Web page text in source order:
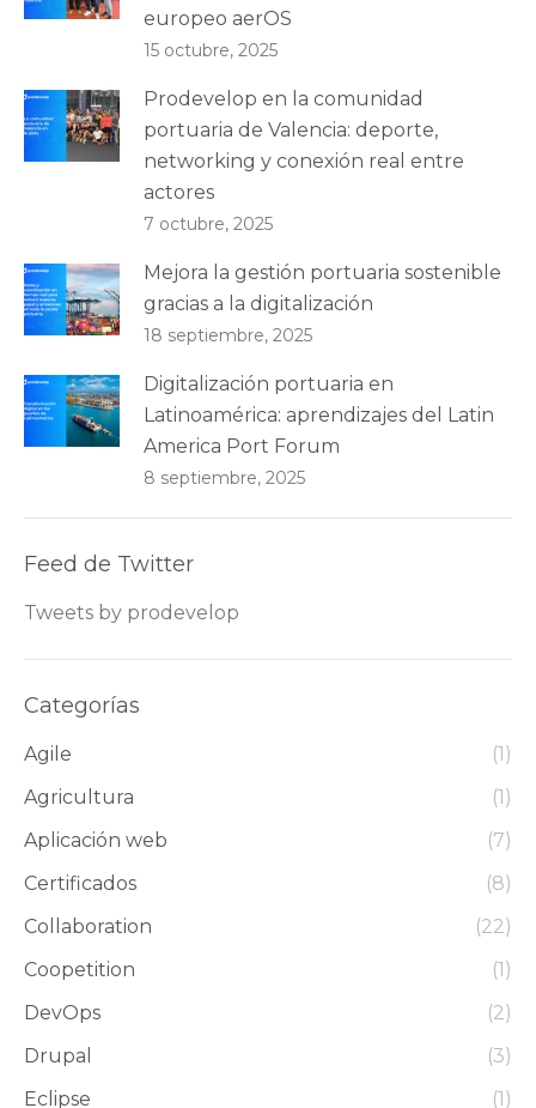
europeo aerOS
15 octubre, 2025
Prodevelop en la comunidad
portuaria de Valencia: deporte,
networking y conexión real entre
actores
7 octubre, 2025
Mejora la gestión portuaria sostenible
gracias a la digitalización
18 septiembre, 2025
Digitalización portuaria en
Latinoamérica: aprendizajes del Latin
America Port Forum
8 septiembre, 2025
Feed de Twitter
Tweets by prodevelop
Categorías
Agile
(1)
Agricultura
(1)
Aplicación web
(7)
Certificados
(8)
Collaboration
(22)
Coopetition
(1)
DevOps
(2)
Drupal
(3)
Eclipse
(1)